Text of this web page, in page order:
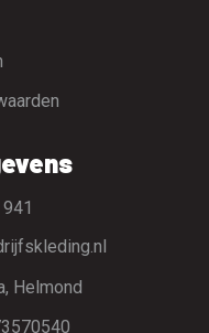
Helmond